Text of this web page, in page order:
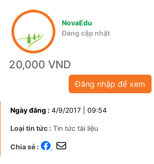
NovaEdu
Đang cập nhật
20,000 VND
Đăng nhập để xem
Ngày đăng : 4/9/2017 | 09:54
Loại tin tức : Tin tức tài liệu
Chia sẻ :